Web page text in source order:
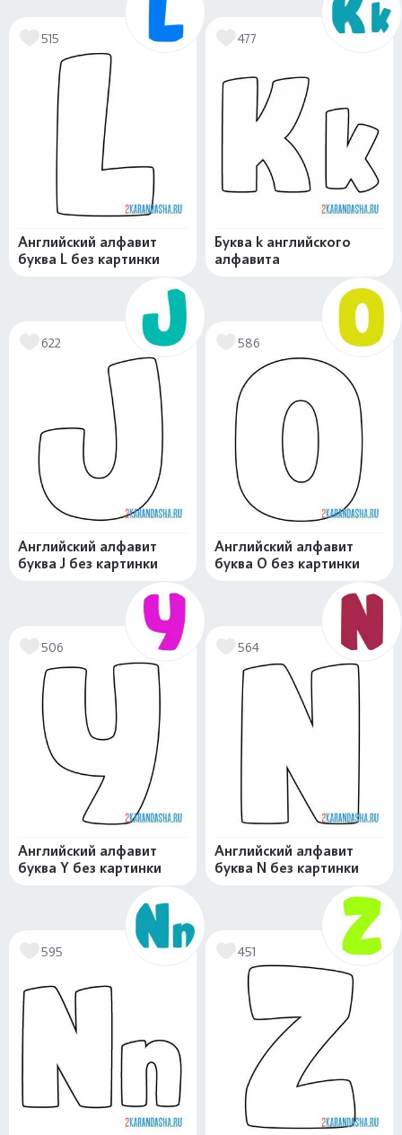
515
Английский алфавит
буква L без картинки
477
Буква k английского
алфавита
622
Английский алфавит
буква J без картинки
586
Английский алфавит
буква O без картинки
506
Английский алфавит
буква Y без картинки
564
Английский алфавит
буква N без картинки
595 451